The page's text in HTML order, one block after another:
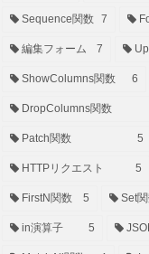
Sequence関数 7
編集フォーム 7
ShowColumns関数 6
DropColumns関数
Patch関数 5
HTTPリクエスト 5
FirstN関数 5 Set関
in演算子 5